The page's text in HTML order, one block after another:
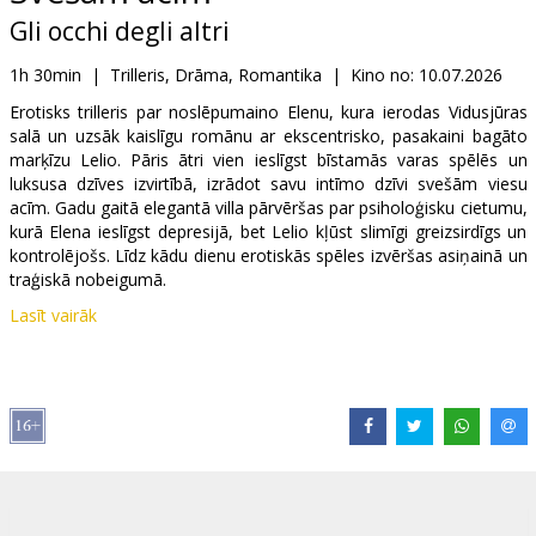
B2B
Kino
Klubs
Gli occhi degli altri
1h 30min | Trilleris, Drāma, Romantika | Kino no: 10.07.2026
Erotisks trilleris par noslēpumaino Elenu, kura ierodas Vidusjūras
salā un uzsāk kaislīgu romānu ar ekscentrisko, pasakaini bagāto
marķīzu Lelio. Pāris ātri vien ieslīgst bīstamās varas spēlēs un
luksusa dzīves izvirtībā, izrādot savu intīmo dzīvi svešām viesu
acīm. Gadu gaitā elegantā villa pārvēršas par psiholoģisku cietumu,
kurā Elena ieslīgst depresijā, bet Lelio kļūst slimīgi greizsirdīgs un
kontrolējošs. Līdz kādu dienu erotiskās spēles izvēršas asiņainā un
traģiskā nobeigumā.
Filma itāļu valodā ar subtitriem latviešu un krievu valodā.
Izplatītājs:
Režisors:
Lasīt vairāk